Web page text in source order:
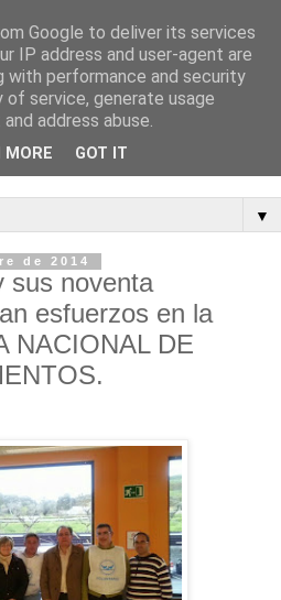
de Calañas
▼
de 2014
sus noventa
esfuerzos en la
NACIONAL DE
Google to deliver its services
IP address and user-agent are
with performance and security
service, generate usage
address abuse.
MORE GOT IT